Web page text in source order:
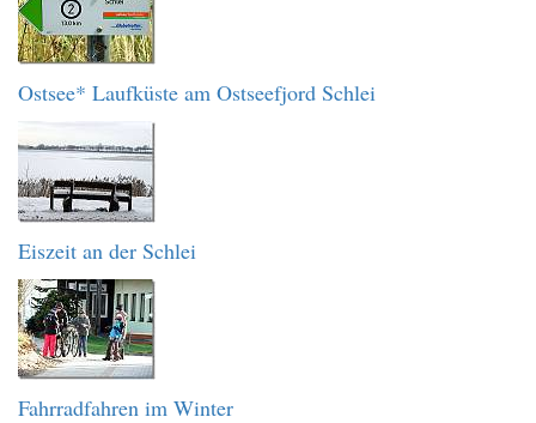
Ostsee* Laufküste am Ostseefjord Schlei
Eiszeit an der Schlei
Fahrradfahren im Winter